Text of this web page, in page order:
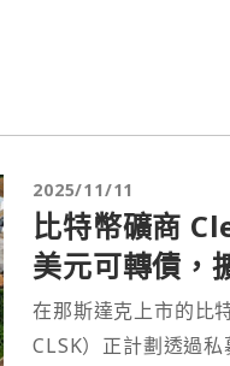
2025/11/11
比特幣礦商
美元可轉債，
在那斯達克上市的比
CLSK）正計劃透過